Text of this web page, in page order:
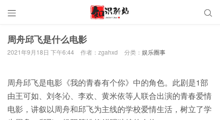
 
周舟邱飞是什么电影
2021年9月18日 下午6:44 作者：zgahxd 分类： 娱乐圈事
周舟邱飞是电影《我的青春有个你》中的角色。此剧是1部
由王可如、刘冬沁、李欢、黄米依等人联合出演的青春爱情
电影，讲叙以周舟和邱飞为主线的学校爱情生活，树立了学